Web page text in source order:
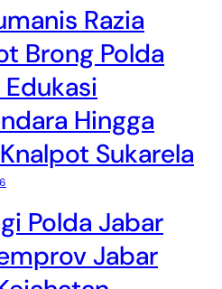
Razia
Brong Polda
Hingga
Sukarela
Polda Jabar
Jabar